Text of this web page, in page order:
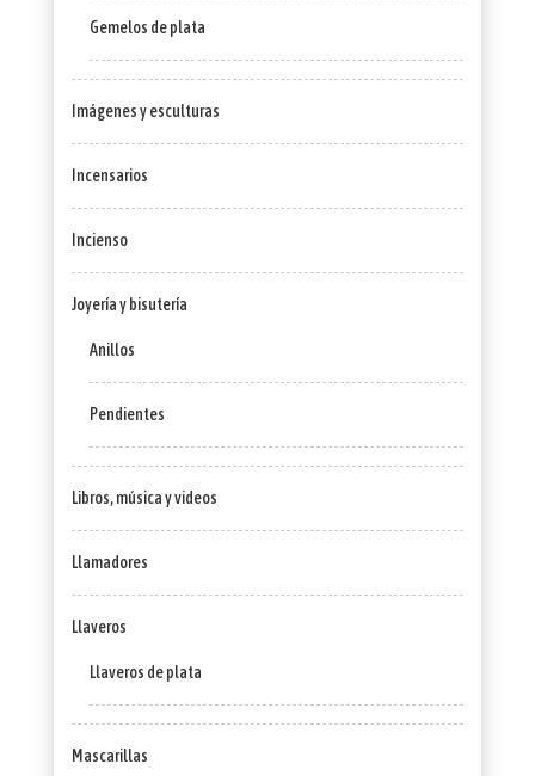
Gemelos de plata
Imágenes y esculturas
Incensarios
Incienso
Joyería y bisutería
Anillos
Pendientes
Libros, música y videos
Llamadores
Llaveros
Llaveros de plata
Mascarillas